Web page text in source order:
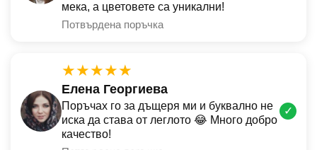
мека, а цветовете са уникални!
Потвърдена поръчка
★★★★★
Елена Георгиева
Поръчах го за дъщеря ми и буквално не
иска да става от леглото 😂 Много добро
качество!
✓